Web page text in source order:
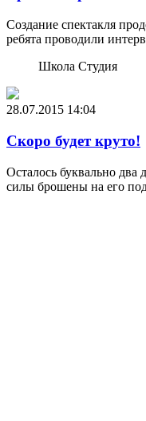
Создание спектакля
ребята проводили
Школа Студия
28.07.2015 14:04
Скоро будет круто!
Осталось буквально два
силы брошены на его